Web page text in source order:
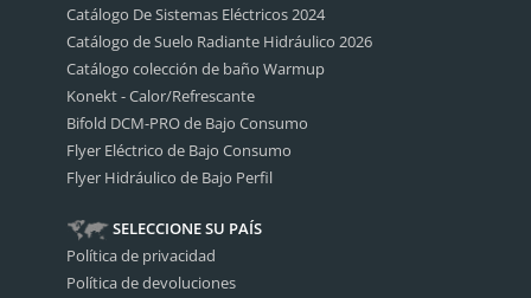
Catálogo De Sistemas Eléctricos 2024
Catálogo de Suelo Radiante Hidráulico 2026
Catálogo colección de baño Warmup
Konekt - Calor/Refrescante
Bifold DCM-PRO de Bajo Consumo
Flyer Eléctrico de Bajo Consumo
Flyer Hidráulico de Bajo Perfil
SELECCIONE SU PAÍS
Política de privacidad
Política de devoluciones